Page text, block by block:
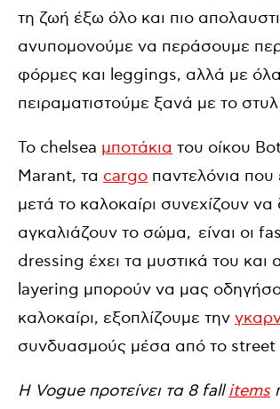
τη ζωή έξω όλο και πιο
ανυπομονούμε να περάσουμε
φόρμες και leggings, αλλά με
πειραματιστούμε ξανά με το
Το chelsea μποτάκια του οίκου
Marant, τα cargo παντελόνια
μετά το καλοκαίρι συνεχίζουν
αγκαλιάζουν το σώμα, είναι οι
dressing έχει τα μυστικά του
layering μπορούν να μας
καλοκαίρι, εξοπλίζουμε την
συνδυασμούς μέσα από το street
H Vogue προτείνει τα 8 fallitems